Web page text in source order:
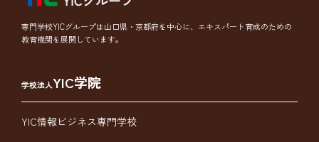
専門学校YICグループは山口県・京都府を中心に、エキスパート育成のための
教育機関を展開しています。
学校法人YIC学院
YIC情報ビジネス専門学校